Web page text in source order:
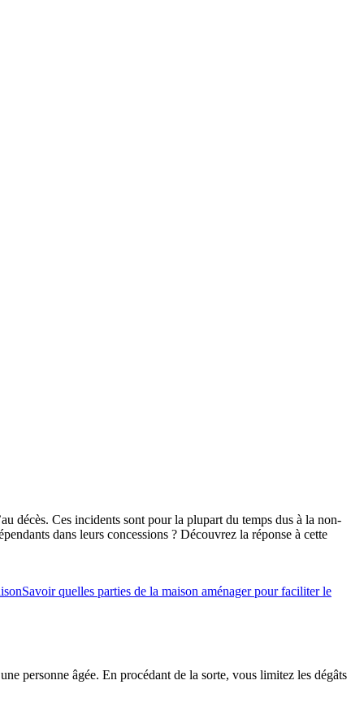
décès. Ces incidents sont pour la plupart du temps dus à la non-
dans leurs concessions ? Découvrez la réponse à cette
Savoir quelles parties de la maison aménager pour faciliter le
personne âgée. En procédant de la sorte, vous limitez les dégâts